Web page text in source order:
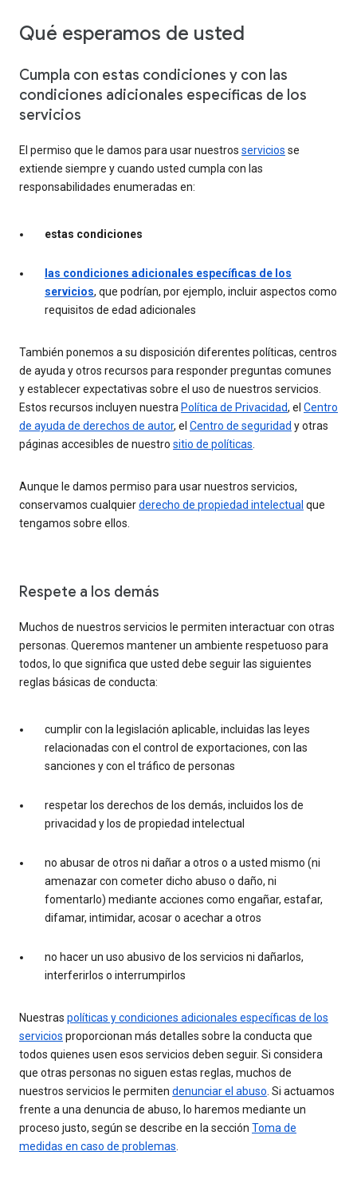
Qué esperamos de usted
Cumpla con estas condiciones y con las
condiciones adicionales específicas de los
servicios
El permiso que le damos para usar nuestros servicios se
extiende siempre y cuando usted cumpla con las
responsabilidades enumeradas en:
estas condiciones
las condiciones adicionales específicas de los
servicios, que podrían, por ejemplo, incluir aspectos como
requisitos de edad adicionales
También ponemos a su disposición diferentes políticas, centros
de ayuda y otros recursos para responder preguntas comunes
y establecer expectativas sobre el uso de nuestros servicios.
Estos recursos incluyen nuestra Política de Privacidad, el Centro
de ayuda de derechos de autor, el Centro de seguridad y otras
páginas accesibles de nuestro sitio de políticas.
Aunque le damos permiso para usar nuestros servicios,
conservamos cualquierderecho de propiedad intelectual que
tengamos sobre ellos.
Respete a los demás
Muchos de nuestros servicios le permiten interactuar con otras
personas. Queremos mantener un ambiente respetuoso para
todos, lo que significa que usted debe seguir las siguientes
reglas básicas de conducta:
cumplir con la legislación aplicable, incluidas las leyes
relacionadas con el control de exportaciones, con las
sanciones y con el tráfico de personas
respetar los derechos de los demás, incluidos los de
privacidad y los de propiedad intelectual
no abusar de otros ni dañar a otros o a usted mismo (ni
amenazar con cometer dicho abuso o daño, ni
fomentarlo) mediante acciones como engañar, estafar,
difamar, intimidar, acosar o acechar a otros
no hacer un uso abusivo de los servicios ni dañarlos,
interferirlos o interrumpirlos
Nuestras políticas y condiciones adicionales específicas de los
servicios proporcionan más detalles sobre la conducta que
todos quienes usen esos servicios deben seguir. Si considera
que otras personas no siguen estas reglas, muchos de
nuestros servicios le permiten denunciar el abuso. Si actuamos
frente a una denuncia de abuso, lo haremos mediante un
proceso justo, según se describe en la sección Toma de
medidas en caso de problemas.